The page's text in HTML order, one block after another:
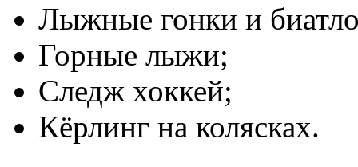
Лыжные гонки и
Горные лыжи;
Следж хоккей;
Кёрлинг на колясках.